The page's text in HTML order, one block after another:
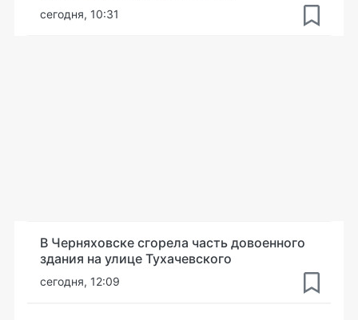
сегодня, 10:31
В Черняховске сгорела часть довоенного
здания на улице Тухачевского
сегодня, 12:09